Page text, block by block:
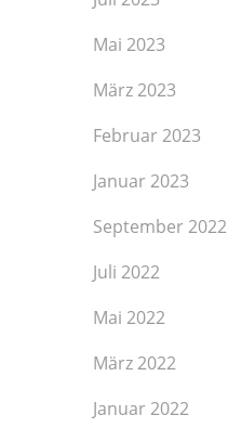
Mai 2023
März 2023
Februar 2023
Januar 2023
September 2022
Juli 2022
Mai 2022
März 2022
Januar 2022